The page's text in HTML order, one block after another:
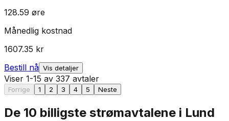
128.59 øre
Månedlig kostnad
1607.35 kr
Bestill nå Vis detaljer
Viser 1-15 av 337 avtaler
Forrige 1 2 3 4 5 Neste
De 10 billigste strømavtalene i Lund